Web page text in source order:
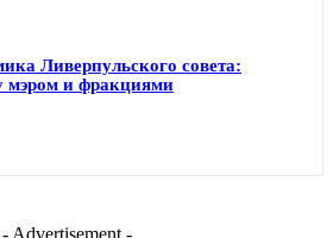
Ливерпульского совета:
мэром и фракциями
- Advertisement -